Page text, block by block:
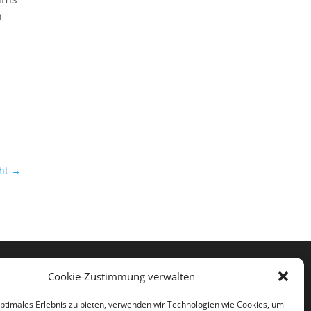
Cookie-Zustimmung verwalten
Erlebnis zu bieten, verwenden wir Technologien wie Cookies, um
→
